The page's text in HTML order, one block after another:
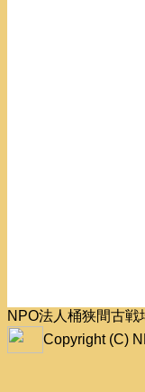
NPO法人桶狭間古
Copyright (C)